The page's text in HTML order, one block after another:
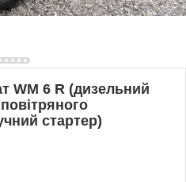
WM 6 R (дизельний
стартер)